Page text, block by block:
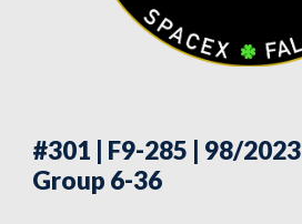
#301 | F9-285 | 98/2023
Group 6-36